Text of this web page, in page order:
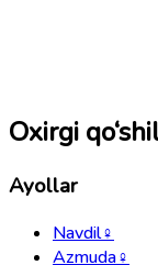
Oxirgi
Ayollar
Navdil♀
Azmuda♀